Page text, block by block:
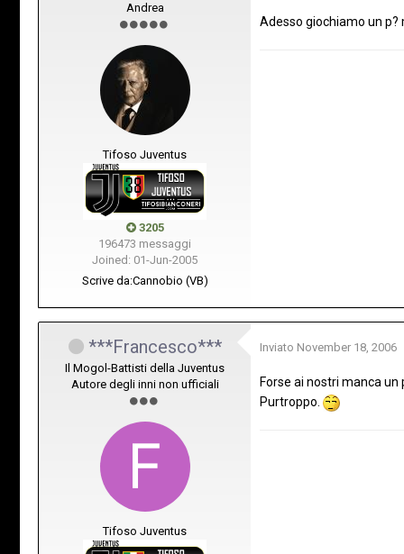
Andrea
Tifoso Juventus
3205
196473 messaggi
Joined: 01-Jun-2005
Scrive da:Cannobio (VB)
Adesso giochiamo un p?
***Francesco***
Il Mogol-Battisti della Juventus
Autore degli inni non ufficiali
Tifoso Juventus
Inviato November 18, 2006
Forse ai nostri manca un
Purtroppo.